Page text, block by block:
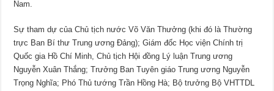
Nam.
Sự tham dự của Chủ tịch nước Võ Văn Thưởng (khi đó là Thường
trực Ban Bí thư Trung ương Đảng); Giám đốc Học viện Chính trị
Quốc gia Hồ Chí Minh, Chủ tịch Hội đồng Lý luận Trung ương
Nguyễn Xuân Thắng; Trưởng Ban Tuyên giáo Trung ương Nguyễn
Trọng Nghĩa; Phó Thủ tướng Trần Hồng Hà; Bộ trưởng Bộ VHTTDL